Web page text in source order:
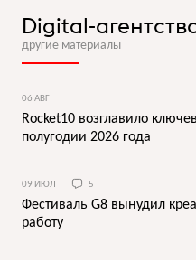
Digital-
другие материалы
06 АВГ
Rocket10 возглавило
полугодии 2026 года
09 ИЮЛ 5
Фестиваль G8 вынудил
работу